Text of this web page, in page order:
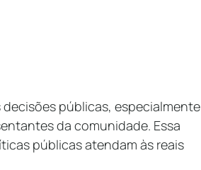
públicas, especialmente
da comunidade. Essa
públicas atendam às reais